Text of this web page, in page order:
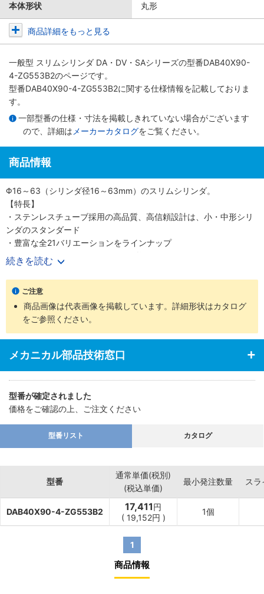
本体形状 丸形
商品詳細をもっと見る
一般型 スリムシリンダ DA・DV・SAシリーズの型番DAB40X90-
4-ZG553B2のページです。
型番DAB40X90-4-ZG553B2に関する仕様情報を記載しておりま
す。
一部型番の仕様・寸法を掲載しきれていない場合がございます
ので、詳細は メーカーカタログをご覧ください。
商品情報
Φ16～63（シリンダ径16～63mm）のスリムシリンダ。
【特長】
・ステンレスチューブ採用の高品質、高信頼設計は、小・中形シリ
ンダのスタンダード
・豊富な全21バリエーションをラインナップ
・700mm/s（Φ50、 63（シリンダ径50、63mm）は500mm/s）
の高速作動に対応
・耐久性のあるピストンパッキンを採用
・センサスイッチの後付けが可能
・高い取付け精度と簡単な取付作業
【用途】
・あらゆる業界の空気圧機器や生産ラインに対応
続きを読む
ご注意
商品画像は代表画像を掲載しています。詳細形状はカタログ
をご参照ください。
メカニカル部品技術窓口
型番が確定されました
価格をご確認の上、ご注文ください
型番リスト カタログ
型番
通常単価(税別)
(税込単価)
最小発注数量 ス
DAB40X90-4-ZG553B2 17,411円
( 19,152円 )
1個
1
商品情報